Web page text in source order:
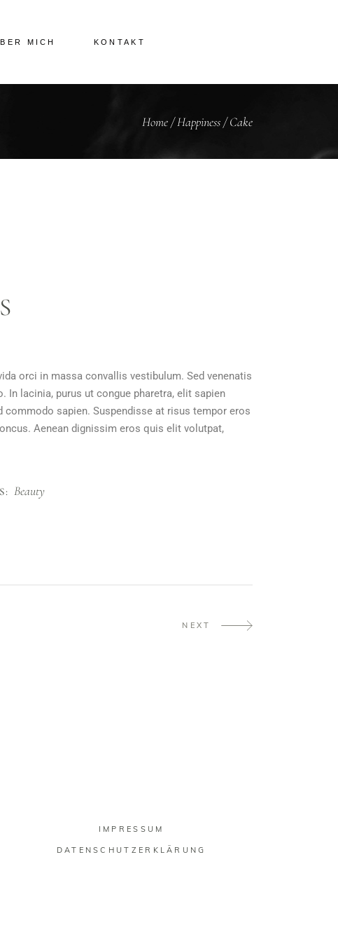
MICH KONTAKT
Home/Happiness/Cake
orci in massa convallis vestibulum. Sed venenatis
lacinia, purus ut congue pharetra, elit sapien
sapien. Suspendisse at risus tempor eros
Aenean dignissim eros quis elit volutpat,
Beauty
NEXT
IMPRESSUM
DATENSCHUTZERKLÄRUNG